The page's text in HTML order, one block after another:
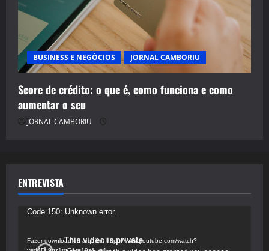
BUSINESS E NEGÓCIOS JORNAL CAMBORIU
Score de crédito: o que é, como funciona e como
aumentar o seu
JORNAL CAMBORIU
ENTREVISTA
Tocador
vídeo
Code 150: Unknown error.
Fazer download do arquivo: https://www.youtube.com/watch?